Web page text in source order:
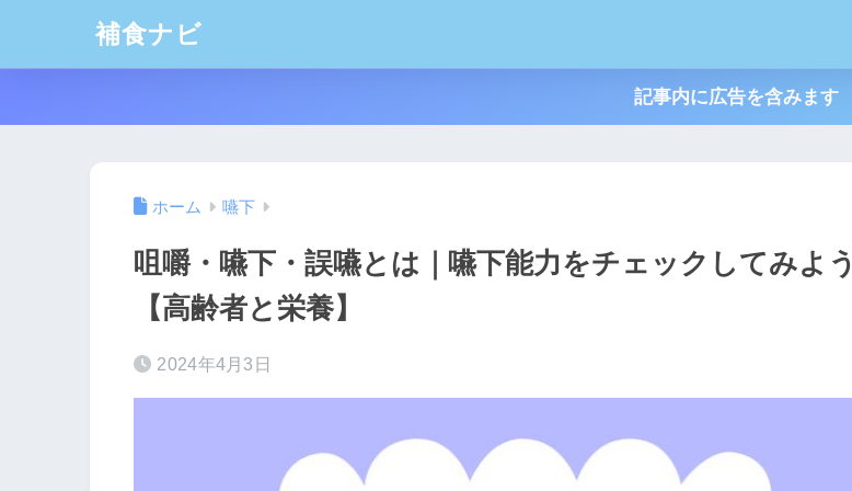
補食ナビ
記事内に広告を含みます
ホーム 嚥下
咀嚼・嚥下・誤嚥とは｜嚥下能力をチェックしてみよう
【高齢者と栄養】
2024年4月3日